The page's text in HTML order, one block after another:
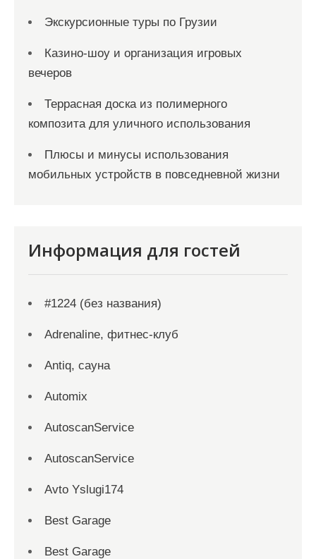
Экскурсионные туры по Грузии
Казино-шоу и организация игровых
вечеров
Террасная доска из полимерного
композита для уличного использования
Плюсы и минусы использования
мобильных устройств в повседневной жизни
Информация для гостей
#1224 (без названия)
Adrenaline, фитнес-клуб
Antiq, сауна
Automix
AutoscanService
AutoscanService
Avto Yslugi174
Best Garage
Best Garage